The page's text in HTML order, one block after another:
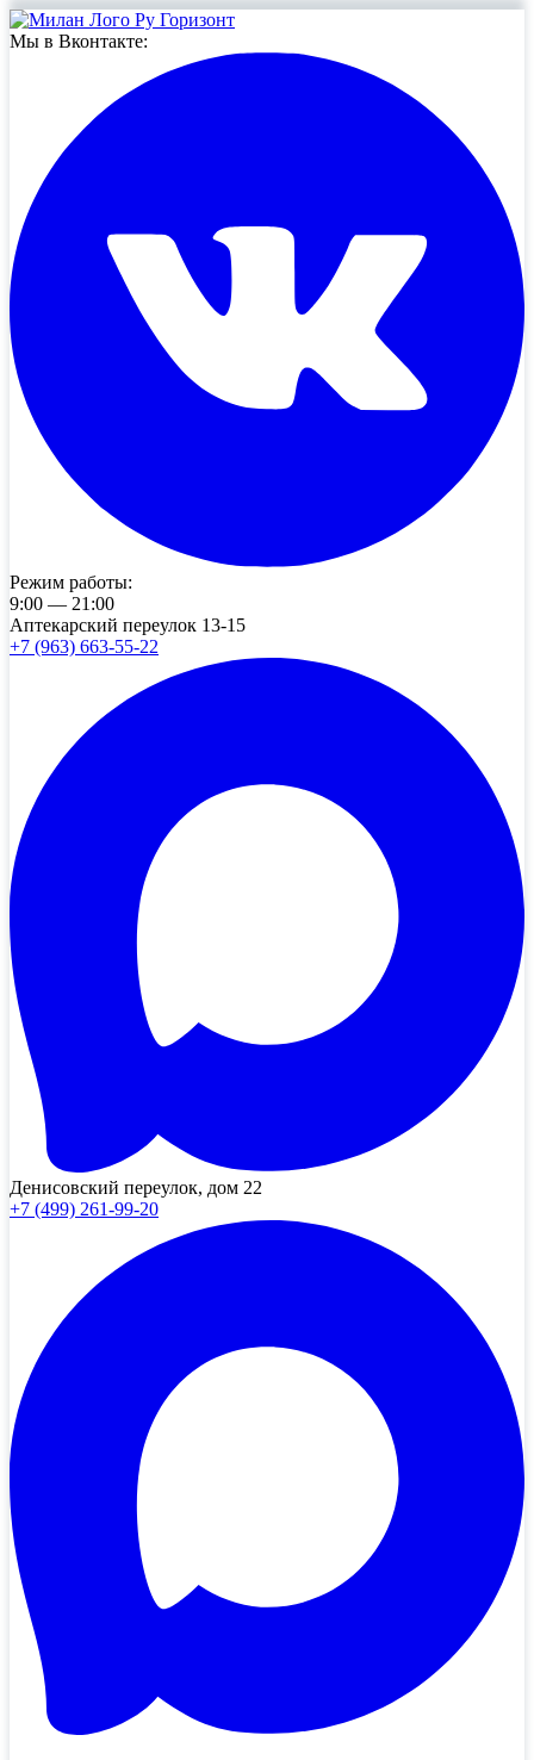
Мы в Вконтакте:
Режим работы:
9:00 — 21:00
Аптекарский переулок 13-15
+7 (963) 663-55-22
Денисовский переулок, дом 22
+7 (499) 261-99-20